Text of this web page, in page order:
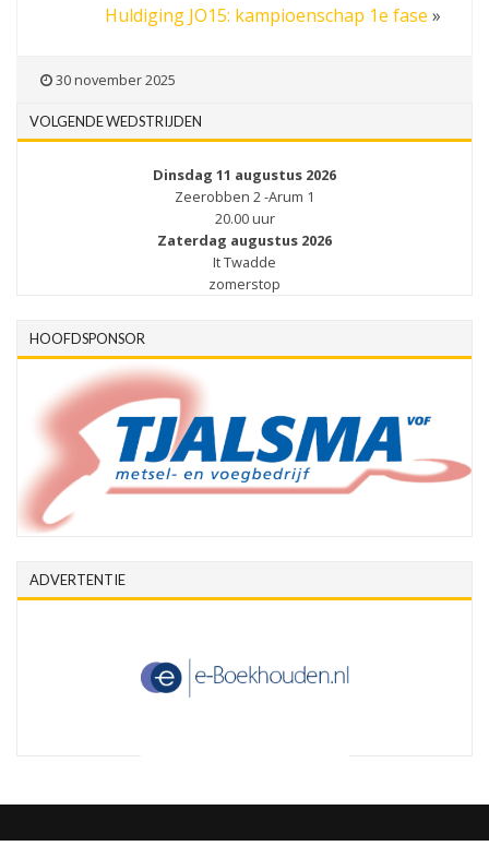
Huldiging JO15: kampioenschap 1e fase »
30 november 2025
VOLGENDE WEDSTRIJDEN
Dinsdag 11 augustus 2026
Zeerobben 2 -Arum 1
20.00 uur
Zaterdag augustus 2026
It Twadde
zomerstop
HOOFDSPONSOR
ADVERTENTIE